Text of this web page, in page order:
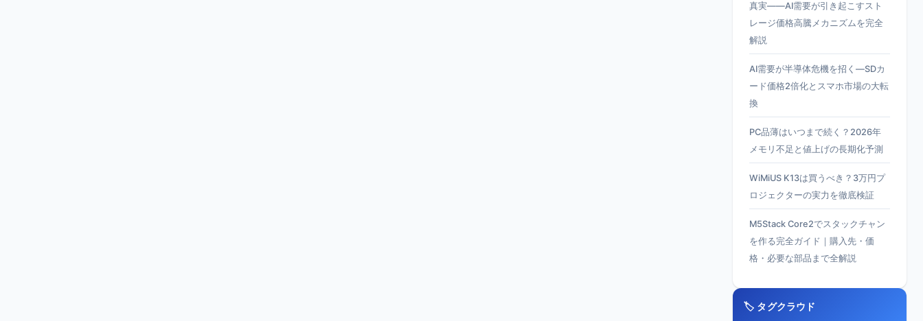
真実——AI需要が引き起こすスト
レージ価格高騰メカニズムを完全
解説
AI需要が半導体危機を招く—SDカ
ード価格2倍化とスマホ市場の大転
換
PC品薄はいつまで続く？2026年
メモリ不足と値上げの長期化予測
WiMiUS K13は買うべき？3万円プ
ロジェクターの実力を徹底検証
M5Stack Core2でスタックチャン
を作る完全ガイド｜購入先・価
格・必要な部品まで全解説
🏷️ タグクラウド